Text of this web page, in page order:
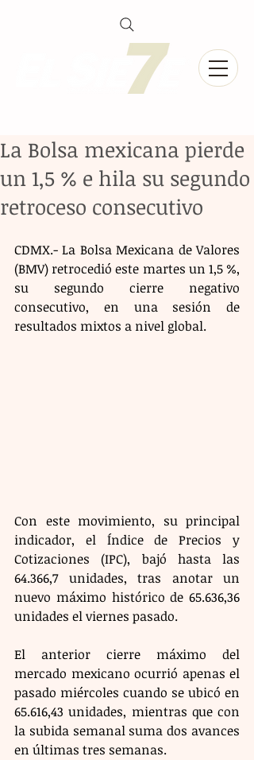
La Bolsa mexicana pierde
un 1,5 % e hila su segundo
retroceso consecutivo
CDMX.- La Bolsa Mexicana de Valores
(BMV) retrocedió este martes un 1,5 %,
su segundo cierre negativo
consecutivo, en una sesión de
resultados mixtos a nivel global.
Con este movimiento, su principal
indicador, el Índice de Precios y
Cotizaciones (IPC), bajó hasta las
64.366,7 unidades, tras anotar un
nuevo máximo histórico de 65.636,36
unidades el viernes pasado.
El anterior cierre máximo del
mercado mexicano ocurrió apenas el
pasado miércoles cuando se ubicó en
65.616,43 unidades, mientras que con
la subida semanal suma dos avances
en últimas tres semanas.